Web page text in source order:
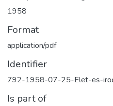
1958
Format
application/pdf
Identifier
792-1958-07-25-Elet-es-
Is part of